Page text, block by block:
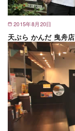
2015年8月20日
天ぷら かんだ 曳舟店